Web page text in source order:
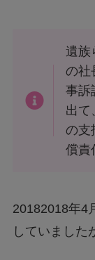
遺族
の社
事訴
出て
の支
償責
20182018年4
していました